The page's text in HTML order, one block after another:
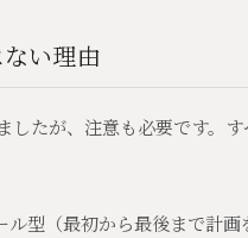
い理由
したが、注意も必要です。
型（最初から最後まで計